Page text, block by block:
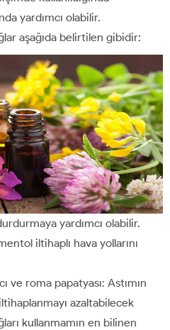
yardımcı olabilir.
aşağıda belirtilen gibidir:
yardımcı olabilir.
iltihaplı hava yollarını
ve roma papatyası: Astımın
azaltabilecek
kullanmamın en bilinen